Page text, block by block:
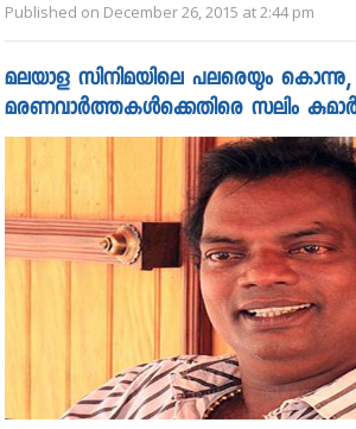
Published on December 26, 2015 at 2:44 pm
മലയാള സിനിമയിലെ പലരെയും കൊന്നു,
മരണവാർത്തകൾക്കെതിരെ സലിം